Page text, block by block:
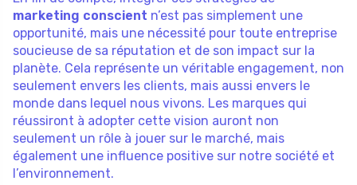
marketing conscient n’est pas simplement une
opportunité, mais une nécessité pour toute entreprise
soucieuse de sa réputation et de son impact sur la
planète. Cela représente un véritable engagement, non
seulement envers les clients, mais aussi envers le
monde dans lequel nous vivons. Les marques qui
réussiront à adopter cette vision auront non
seulement un rôle à jouer sur le marché, mais
également une influence positive sur notre société et
l’environnement.